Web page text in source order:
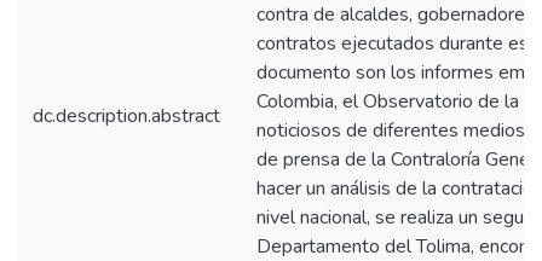
dc.description.abstract
contra de alcaldes,
contratos ejecutados durante
documento son los informes
Colombia, el Observatorio de la
noticiosos de diferentes medios
de prensa de la Contraloría
hacer un análisis de la
nivel nacional, se realiza un
Departamento del Tolima,